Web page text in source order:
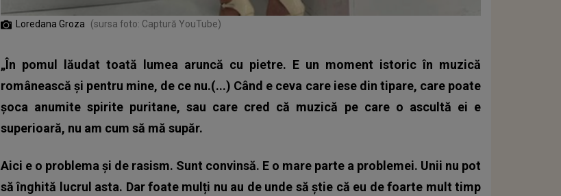
Loredana Groza (sursa foto: Captură YouTube)
„În pomul lăudat toată lumea aruncă cu pietre. E un moment istoric în muzică
românească și pentru mine, de ce nu.(...) Când e ceva care iese din tipare, care poate
șoca anumite spirite puritane, sau care cred că muzică pe care o ascultă ei e
superioară, nu am cum să mă supăr.
Aici e o problema și de rasism. Sunt convinsă. E o mare parte a problemei. Unii nu pot
să înghită lucrul asta. Dar foate mulți nu au de unde să știe că eu de foarte mult timp